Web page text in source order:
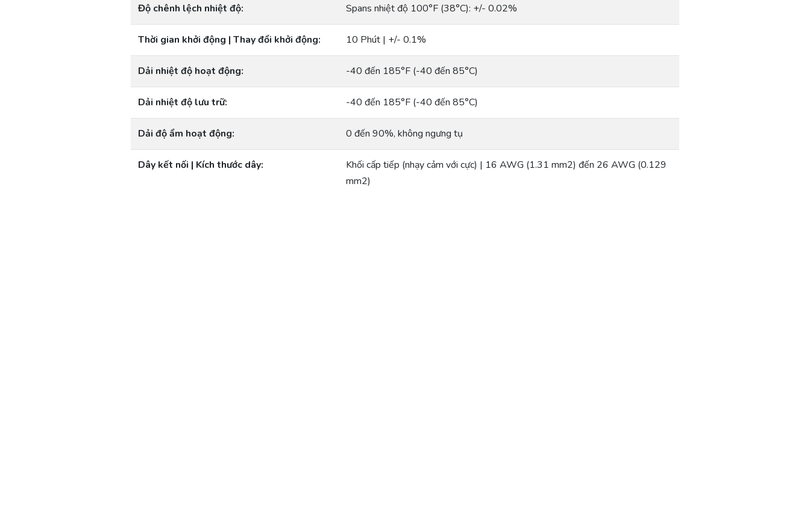
Độ chênh lệch nhiệt độ: Spans nhiệt độ 100°F (38°C): +/- 0.02%
Thời gian khởi động | Thay đổi khởi động: 10 Phút | +/- 0.1%
Dải nhiệt độ hoạt động: -40 đến 185°F (-40 đến 85°C)
Dải nhiệt độ lưu trữ: -40 đến 185°F (-40 đến 85°C)
Dải độ ẩm hoạt động: 0 đến 90%, không ngưng tụ
Dây kết nối | Kích thước dây:
Khối cấp tiếp (nhạy cảm với cực) | 16 AWG (1.31 mm2) đến 26 AWG (0.129
mm2)